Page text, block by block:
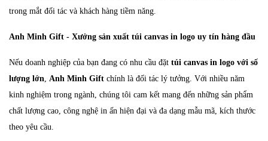
trong mắt đối tác và khách hàng tiềm năng.
Anh Minh Gift - Xưởng sản xuất túi canvas in logo uy tín hàng đầu
Nếu doanh nghiệp của bạn đang có nhu cầu đặt túi canvas in logo với số
lượng lớn
Anh Minh Gift chính là đối tác lý tưởng. Với nhiều năm
kinh nghiệm trong ngành, chúng tôi cam kết mang đến những sản phẩm
chất lượng cao, công nghệ in ấn hiện đại và đa dạng mẫu mã, kích thước
theo yêu cầu.